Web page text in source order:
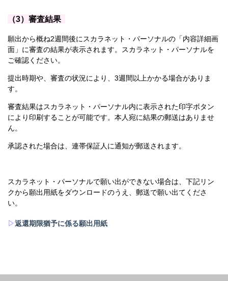
（3）審査結果
願出から概ね2週間後にスカラネット・パーソナルの「内容詳細画
面」に審査の結果が表示されます。スカラネット・パーソナルを
ご確認ください。
提出時期や、審査の状況により、3週間以上かかる場合がありま
す。
審査結果はスカラネット・パーソナル内に表示された印字ボタン
により印刷することが可能です。本人宛に結果の郵送はありませ
ん。
承認された場合は、連帯保証人に通知が郵送されます。
スカラネット・パーソナルで願い出ができない場合は、下記リン
クから願出用紙をダウンロードのうえ、郵送で願い出てくださ
い。
▷返還期限猶予に係る願出用紙